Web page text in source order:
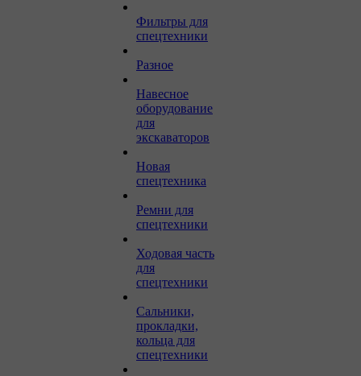
Фильтры для
спецтехники
Разное
Навесное
оборудование
для
экскаваторов
Новая
спецтехника
Ремни для
спецтехники
Ходовая часть
для
спецтехники
Сальники,
прокладки,
кольца для
спецтехники